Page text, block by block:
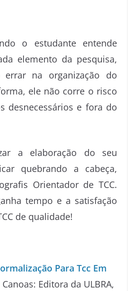
o estudante entende
elemento da pesquisa,
na organização do
ele não corre o risco
desnecessários e fora do
a elaboração do seu
quebrando a cabeça,
Orientador de TCC.
tempo e a satisfação
de qualidade!
Para Tcc Em
Canoas: Editora da ULBRA,